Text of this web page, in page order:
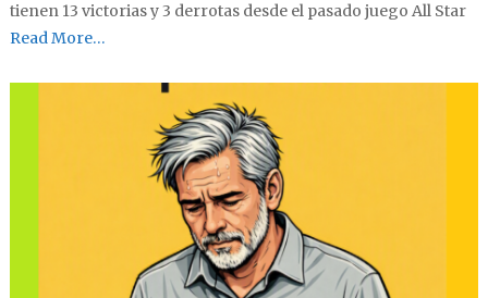
tienen 13 victorias y 3 derrotas desde el pasado juego All Star
Read More…